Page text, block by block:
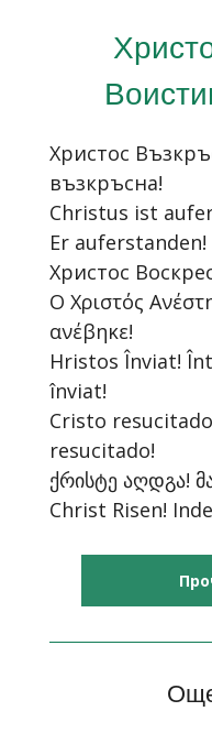
Христос
възкръсна!
Christus ist
Er auferstanden!
Христос
Ο Χριστός
ανέβηκε!
Hristos Înviat!
înviat!
Cristo
resucitado!
ქრისტე აღდგა!
Christ Risen!